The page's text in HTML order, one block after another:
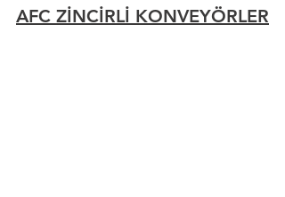
AFC ZİNCİRLİ KONVEYÖRLER